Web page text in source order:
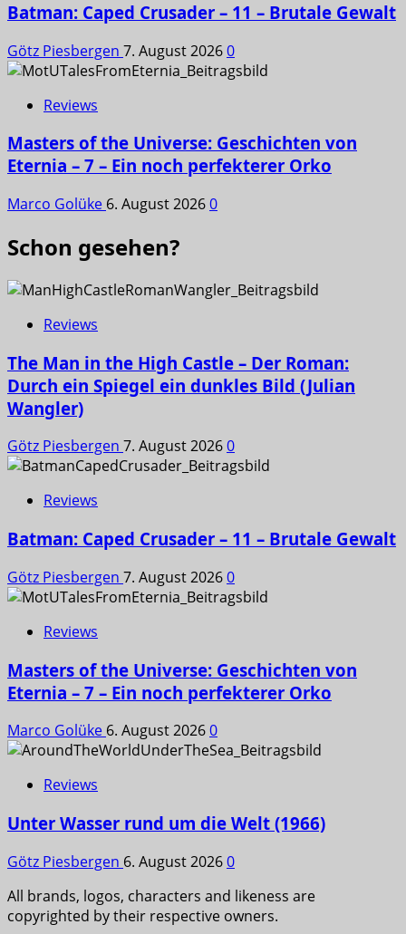
Batman: Caped Crusader – 11 – Brutale Gewalt
Götz Piesbergen 7. August 20260
Reviews
Masters of the Universe: Geschichten von
Eternia – 7 – Ein noch perfekterer Orko
Marco Golüke 6. August 20260
Schon gesehen?
Reviews
The Man in the High Castle – Der Roman:
Durch ein Spiegel ein dunkles Bild (Julian
Wangler)
Götz Piesbergen 7. August 20260
Reviews
Batman: Caped Crusader – 11 – Brutale Gewalt
Götz Piesbergen 7. August 20260
Reviews
Masters of the Universe: Geschichten von
Eternia – 7 – Ein noch perfekterer Orko
Marco Golüke 6. August 20260
Reviews
Unter Wasser rund um die Welt (1966)
Götz Piesbergen 6. August 20260
All brands, logos, characters and likeness are
copyrighted by their respective owners.